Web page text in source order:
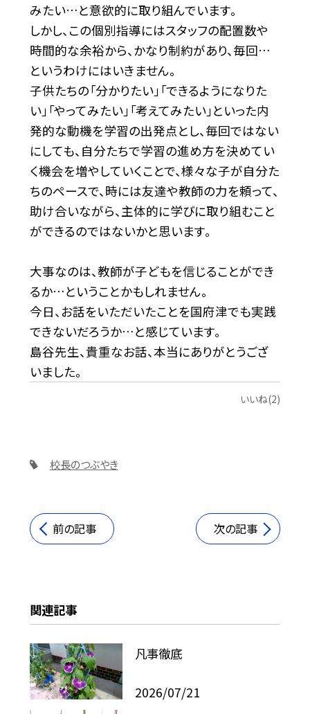
みたい…と意欲的に取り組んでいます。
しかし、この個別指導にはスタッフの配置数や
時間的な余裕から、かなり制約があり、毎回…
というわけにはいきません。
子供たちの「分かりたい」「できるようになりた
い」「やってみたい」「考えてみたい」といった内
発的な動機を学習の出発点とし、毎回ではない
にしても、自分たちで学習の進め方を決めてい
く機会を増やしていくことで、様々な子が自分た
ちのペースで、時には友達や教師の力を頼って、
助け合いながら、主体的に学びに取り組むこと
ができるのではないかと思います。
大事なのは、教師が子どもを信じることができ
るか…ということかもしれません。
今日、お話をいただいたことを国府津でも実践
できないだろうか…と感じています。
島谷先生、貴重なお話、本当にありがとうござ
いました。
いいね(2)
校長のつぶやき
前の記事 次の記事
関連記事
凡事徹底
2026/07/21